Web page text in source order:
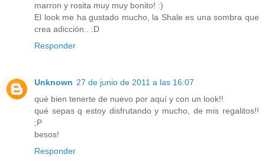
marron y rosita muy muy bonito! :)
El look me ha gustado mucho, la Shale es una sombra que
crea adicción.. :D
Responder
Unknown 27 de junio de 2011 a las 16:07
qué bien tenerte de nuevo por aquí y con un look!!
qué sepas q estoy disfrutando y mucho, de mis regalitos!!
;P
besos!
Responder